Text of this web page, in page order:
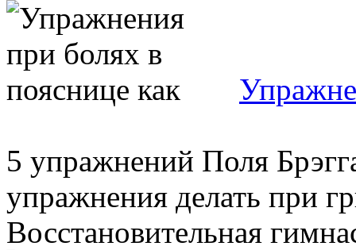
5 упражнений Поля
упражнения делать при
Восстановительная